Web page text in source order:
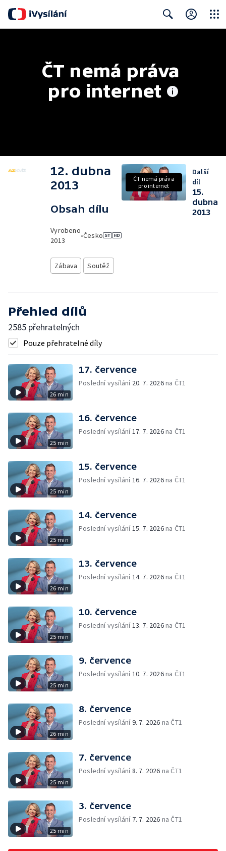
ČT nemá práva
pro internet
12. dubna
2013
Obsah dílu
Vyrobeno
2013
•Česko
Zábava Soutěž
ČT nemá práva
pro internet
Další
díl
15.
dubna
2013
Přehled dílů
2585 přehratelných
Pouze přehratelné díly
26 min
17. července
Poslední vysílání 20. 7. 2026na ČT1
25 min
16. července
Poslední vysílání17. 7. 2026na ČT1
25 min
15. července
Poslední vysílání16. 7. 2026na ČT1
25 min
14. července
Poslední vysílání15. 7. 2026na ČT1
26 min
13. července
Poslední vysílání14. 7. 2026na ČT1
25 min
10. července
Poslední vysílání13. 7. 2026na ČT1
25 min
9. července
Poslední vysílání10. 7. 2026na ČT1
26 min
8. července
Poslední vysílání9. 7. 2026 na ČT1
25 min
7. července
Poslední vysílání8. 7. 2026 na ČT1
25 min
3. července
Poslední vysílání 7. 7. 2026 na ČT1